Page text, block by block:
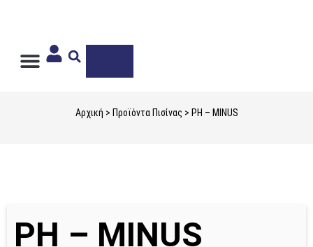
Αρχική > Προϊόντα Πισίνας > PH – MINUS
PH – MINUS